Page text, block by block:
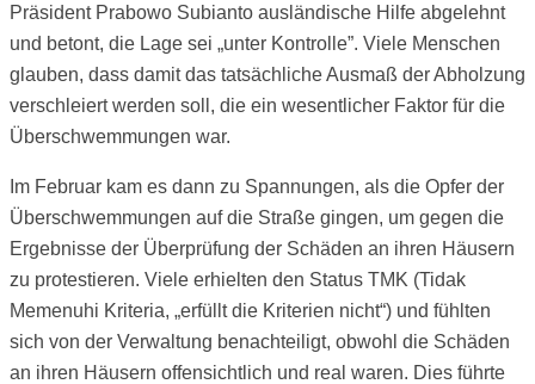
Präsident Prabowo Subianto ausländische Hilfe abgelehnt
und betont, die Lage sei „unter Kontrolle”. Viele Menschen
glauben, dass damit das tatsächliche Ausmaß der Abholzung
verschleiert werden soll, die ein wesentlicher Faktor für die
Überschwemmungen war.
Im Februar kam es dann zu Spannungen, als die Opfer der
Überschwemmungen auf die Straße gingen, um gegen die
Ergebnisse der Überprüfung der Schäden an ihren Häusern
zu protestieren. Viele erhielten den Status TMK (Tidak
Memenuhi Kriteria, „erfüllt die Kriterien nicht“) und fühlten
sich von der Verwaltung benachteiligt, obwohl die Schäden
an ihren Häusern offensichtlich und real waren. Dies führte